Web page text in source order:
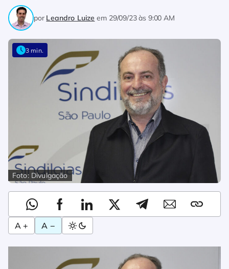
por Leandro Luize em 29/09/23 às 9:00 AM
Foto: Divulgação
3 min.
A + A −